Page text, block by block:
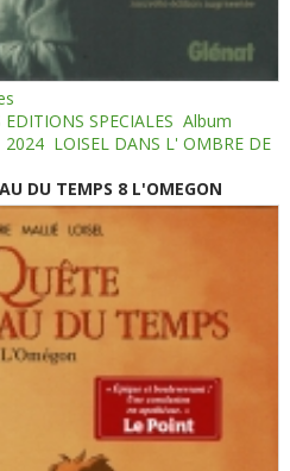
SPECIALES Album
2024 LOISEL DANS L' OMBRE DE
DU TEMPS 8 L'OMEGON